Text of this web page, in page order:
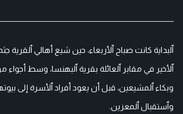
ٱلبداية كانت صباح ٱلأربعاء، حين شيع أهالي ٱلقرية
ٱلأخير في مقابر ٱلعائلة بقرية ٱلبهنسا، وسط أجواء
وبكاء ٱلمشيعين، قبل أن يعود أفراد ٱلأسرة إلى
وٱستقبال ٱلمعزين.